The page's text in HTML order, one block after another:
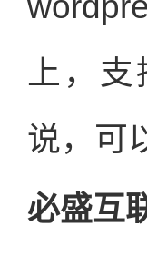
上，支
说，可
必盛互